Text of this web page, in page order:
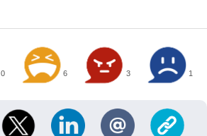
0 6 3 1